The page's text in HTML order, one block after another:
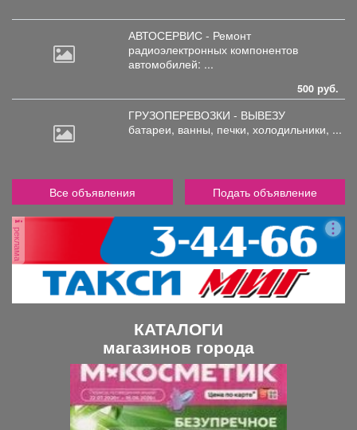
АВТОСЕРВИС - Ремонт
радиоэлектронных компонентов
автомобилей: ...
500 руб.
ГРУЗОПЕРЕВОЗКИ - ВЫВЕЗУ
батареи, ванны, печки, холодильники, ...
Все объявления Подать объявление
реклама
КАТАЛОГИ
магазинов города